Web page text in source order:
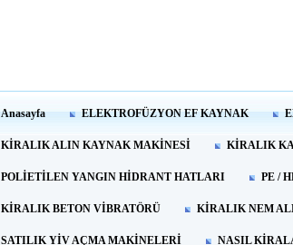
Anasayfa ELEKTROFÜZYON EF KAYNAK
KİRALIK ALIN KAYNAK MAKİNESİ KİRALIK
POLİETİLEN YANGIN HİDRANT HATLARI PE /
KİRALIK BETON VİBRATÖRÜ KİRALIK NEM
SATILIK YİV AÇMA MAKİNELERİ NASIL